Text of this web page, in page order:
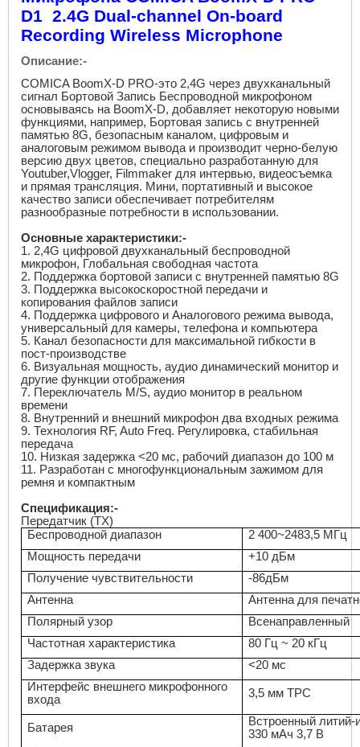
D1 2.4G Dual-channel On-board
Recording Wireless Microphone
Описание:-
COMICA BoomX-D PRO-это 2,4G через двухканальный
сигнал Бортовой Запись Беспроводной микрофоном
основываясь на BoomX-D, добавляет некоторую новыми
функциями, например, Бортовая запись с внутренней
памятью 8G, безопасным каналом, цифровым и
аналоговым режимом вывода и производит черно-белую
версию двух цветов, специально разработанную для
Youtuber,Vlogger, Filmmaker для интервью, видеосъемка
и прямая трансляция. Мини, портативный и высокое
качество записи обеспечивает потребителям
разнообразные потребности в использовании.
Основные характеристики:-
1. 2,4G цифровой двухканальный беспроводной
микрофон, Глобальная свободная частота
2. Поддержка бортовой записи с внутренней памятью 8G
3. Поддержка высокоскоростной передачи и
копирования файлов записи
4. Поддержка цифрового и Аналогового режима вывода,
универсальный для камеры, телефона и компьютера
5. Канал безопасности для максимальной гибкости в
пост-производстве
6. Визуальная мощность, аудио динамический монитор и
другие функции отображения
7. Переключатель M/S, аудио монитор в реальном
времени
8. Внутренний и внешний микрофон два входных режима
9. Технология RF, Auto Freq. Регулировка, стабильная
передача
10. Низкая задержка <20 мс, рабочий диапазон до 100 м
11. Разработан с многофункциональным зажимом для
ремня и компактным
Спецификация:-
Передатчик (ТХ)
Беспроводной диапазон
2 400~2483,5 МГц
Мощность передачи
+10 дБм
Получение чувствительности
-86дБм
Антенна
Антенна для
Полярный узор
Всенаправленный
Частотная характеристика
80 Гц ~ 20 кГц
Задержка звука
<20 мс
Интерфейс внешнего микрофонного
входа
3,5 мм ТРС
Батарея
Встроенный литий-
330 мАч 3,7 В